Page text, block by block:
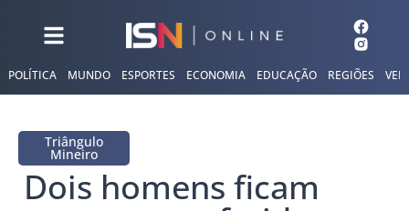
POLÍTICA MUNDO ESPORTES ECONOMIA EDUCAÇÃO REGIÕES
Triângulo
Mineiro
Dois homens ficam